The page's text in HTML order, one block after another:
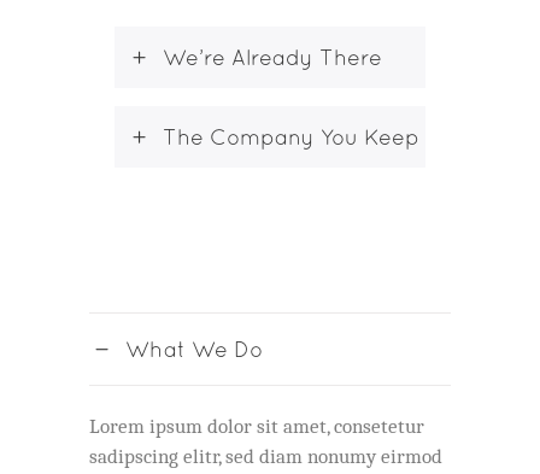
We’re Already There
The Company You Keep
What We Do
Lorem ipsum dolor sit amet, consetetur
sadipscing elitr, sed diam nonumy eirmod